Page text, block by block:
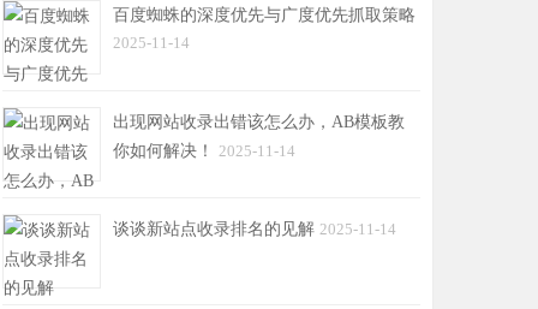
百度蜘蛛的深度优先与广度优先抓取策略
2025-11-14
出现网站收录出错该怎么办，AB模板教
你如何解决！
2025-11-14
谈谈新站点收录排名的见解 2025-11-14